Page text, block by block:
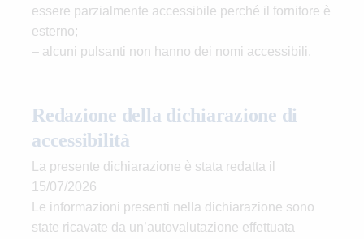
essere parzialmente accessibile perché il fornitore è
esterno;
– alcuni pulsanti non hanno dei nomi accessibili.
Redazione della dichiarazione di
accessibilità
La presente dichiarazione è stata redatta il
15/07/2026
Le informazioni presenti nella dichiarazione sono
state ricavate da un’autovalutazione effettuata